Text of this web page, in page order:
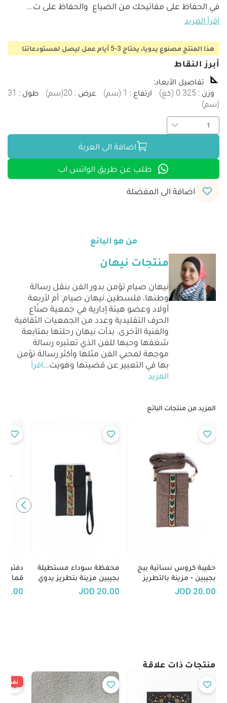
في الحفاظ على مفاتيحك من الضياع  والحفاظ على ت...
اقرأ المزيد
هذا المنتج مصنوع يدويا، يحتاج 3-5 أيام عمل ليصل لمستودعاتنا
أبرز النقاط
تفاصيل الأبعاد:
وزن :
0.325
(كغ) ارتفاع :
1
(سم) عرض :
20
(سم) طول :
31
(سم)
اضافة الى العربة
طلب عن طريق الواتس اب
اضافة الى المفضلة
من هو البائع
منتجات نيهان
نيهان صيام تؤمن بدور الفن بنقل رسالة
وطنها، فلسطين.نيهان صيام: أم لأربعة
أولاد وعضو هيئة إدارية في جمعية صنّاع
الحرف التقليدية وعدد من الجمعيات الثقافية
والفنية الأخرى. بدأت نيهان رحلتها بمتابعة
شغفها وحبها للفن الذي تعتبره رسالة
موجهة لمحبي الفن مثلها وأكثر رسالة تؤمن
بها في التعبير عن قضيتها وهويت...اقرأ
المزيد
المزيد من منتجات البائع
حقيبة كروس نسائية بيج
بجيبين - مزينة بالتطريز
اليدوي
20.00
JOD
محفظة سوداء مستطيلة
بجيبين مزينة بتطريز يدوي
تراثي
20.00
JOD
دفتر
قماشي
تراثي -
15.00
منتجات ذات علاقة
نفدت